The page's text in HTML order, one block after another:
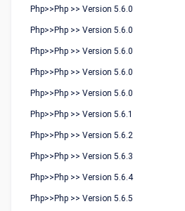
Php>>Php >> Version 5.6.0
Php>>Php >> Version 5.6.0
Php>>Php >> Version 5.6.0
Php>>Php >> Version 5.6.0
Php>>Php >> Version 5.6.0
Php>>Php >> Version 5.6.1
Php>>Php >> Version 5.6.2
Php>>Php >> Version 5.6.3
Php>>Php >> Version 5.6.4
Php>>Php >> Version 5.6.5